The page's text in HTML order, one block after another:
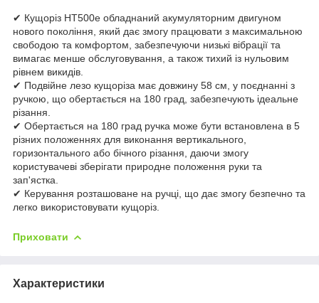
✔ Кущоріз HT500e обладнаний акумуляторним двигуном
нового покоління, який дає змогу працювати з максимальною
свободою та комфортом, забезпечуючи низькі вібрації та
вимагає менше обслуговування, а також тихий із нульовим
рівнем викидів.
✔ Подвійне лезо кущоріза має довжину 58 см, у поєднанні з
ручкою, що обертається на 180 град, забезпечують ідеальне
різання.
✔ Обертається на 180 град ручка може бути встановлена в 5
різних положеннях для виконання вертикального,
горизонтального або бічного різання, даючи змогу
користувачеві зберігати природне положення руки та
зап'ястка.
✔ Керування розташоване на ручці, що дає змогу безпечно та
легко використовувати кущоріз.
Приховати
Характеристики